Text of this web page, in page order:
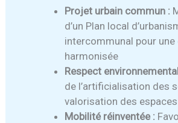
Projet urbain commun :
d’un Plan local
intercommunal pour une
harmonisée
Respect
de l’artificialisation des
valorisation des
Mobilité réinventée :